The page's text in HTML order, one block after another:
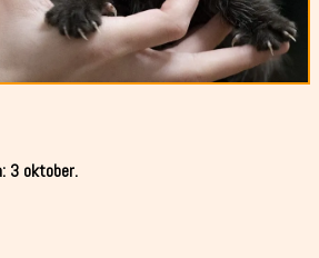
3 oktober.